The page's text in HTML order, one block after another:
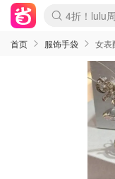
Boticinal 夏
4折！lulu
还没结束
Joybuy变
速领！
疑似霸哥
Zalando 奥
Moncler反
Coach
首页 服饰手袋 女表